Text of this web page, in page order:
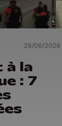
26/06/2026
la
: 7